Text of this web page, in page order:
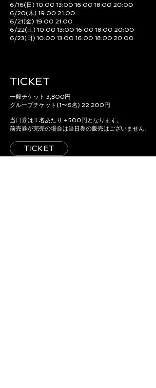
6/16(日) 10:00 13:00 16:00 18:00 20:00
6/20(木) 19:00 21:00
6/21(金) 19:00 21:00
6/22(土) 10:00 13:00 16:00 18:00 20:00
6/23(日) 10:00 13:00 16:00 18:00 20:00
TICKET
一般チケット 3,800円
グループチケット(1〜6名) 22,200円
当日券は１名あたり＋500円となります。
前売券が完売の場合は当日券の販売はございません。
TICKET